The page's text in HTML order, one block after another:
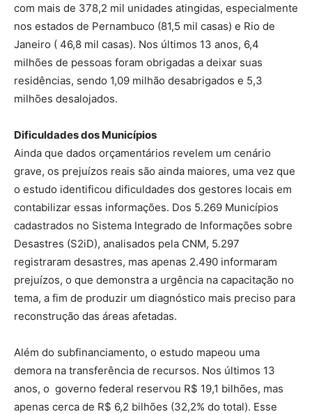
com mais de 378,2 mil unidades atingidas, especialmente
nos estados de Pernambuco (81,5 mil casas) e Rio de
Janeiro ( 46,8 mil casas). Nos últimos 13 anos, 6,4
milhões de pessoas foram obrigadas a deixar suas
residências, sendo 1,09 milhão desabrigados e 5,3
milhões desalojados.
Dificuldades dos Municípios
Ainda que dados orçamentários revelem um cenário
grave, os prejuízos reais são ainda maiores, uma vez que
o estudo identificou dificuldades dos gestores locais em
contabilizar essas informações. Dos 5.269 Municípios
cadastrados no Sistema Integrado de Informações sobre
Desastres (S2iD), analisados pela CNM, 5.297
registraram desastres, mas apenas 2.490 informaram
prejuízos, o que demonstra a urgência na capacitação no
tema, a fim de produzir um diagnóstico mais preciso para
reconstrução das áreas afetadas.
Além do subfinanciamento, o estudo mapeou uma
demora na transferência de recursos. Nos últimos 13
anos, o governo federal reservou R$ 19,1 bilhões, mas
apenas cerca de R$ 6,2 bilhões (32,2% do total). Esse